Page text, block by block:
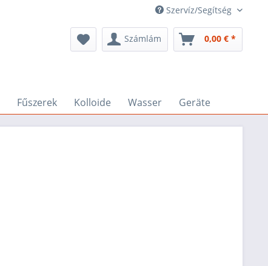
Szervíz/Segítség
Számlám 0,00 € *
Fűszerek Kolloide Wasser Geräte